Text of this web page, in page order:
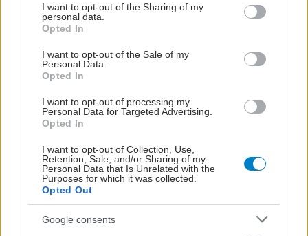
not limited to your visit or usage behaviour. You may click to
grant or deny consent to Google and its third-party tags to
use your data for below specified purposes in below Google
consent section.
I want to opt-out of the Sharing of my
personal data.
Opted In
I want to opt-out of the Sale of my
Personal Data.
Opted In
I want to opt-out of processing my
Personal Data for Targeted Advertising.
Opted In
I want to opt-out of Collection, Use,
Retention, Sale, and/or Sharing of my
Personal Data that Is Unrelated with the
Purposes for which it was collected.
Opted Out
Google consents
"Είχα φτάσει 108 κιλά
στην παιδική μου ηλικία"
στα σχολικά κυλικεία - Τι
αλλάζει - Υγειονομική
παιδική παχυσαρκία
Δράση κατά της παιδικής